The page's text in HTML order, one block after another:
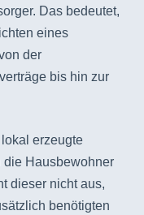
Das bedeutet,
eines
der
bis hin zur
lokal erzeugte
die Hausbewohner
dieser nicht aus,
benötigten